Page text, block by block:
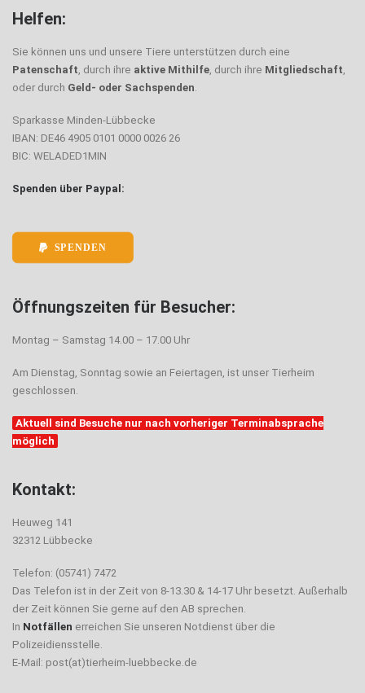
Helfen:
Sie können uns und unsere Tiere unterstützen durch eine
Patenschaft, durch ihre aktive Mithilfe, durch ihre Mitgliedschaft,
oder durch Geld- oder Sachspenden.
Sparkasse Minden-Lübbecke
IBAN: DE46 4905 0101 0000 0026 26
BIC: WELADED1MIN
Spenden über Paypal:
SPENDEN
Öffnungszeiten für Besucher:
Montag – Samstag 14.00 – 17.00 Uhr
Am Dienstag, Sonntag sowie an Feiertagen, ist unser Tierheim
geschlossen.
Aktuell sind Besuche nur nach vorheriger Terminabsprache
möglich
Kontakt:
Heuweg 141
32312 Lübbecke
Telefon: (05741) 7472
Das Telefon ist in der Zeit von 8-13.30 & 14-17 Uhr besetzt. Außerhalb
der Zeit können Sie gerne auf den AB sprechen.
In Notfällen erreichen Sie unseren Notdienst über die
Polizeidiensstelle.
E-Mail: post(at)tierheim-luebbecke.de